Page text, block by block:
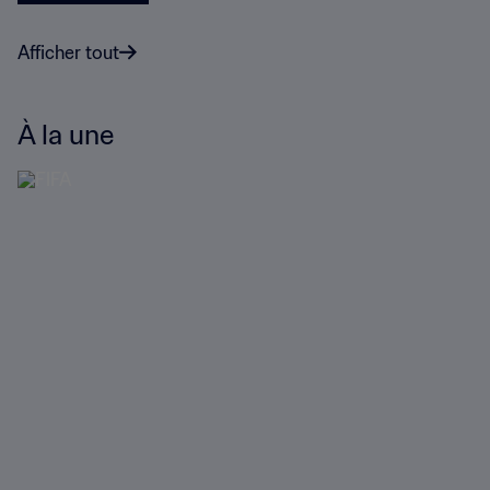
Afficher tout
À la une